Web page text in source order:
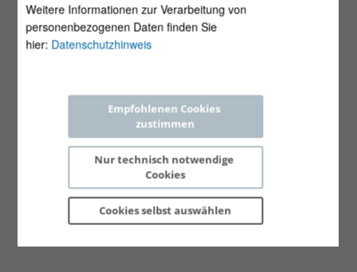
Weitere Informationen zur Verarbeitung von
personenbezogenen Daten finden Sie
hier: Datenschutzhinweis
Empfohlenen Cookies
zustimmen
Nur technisch notwendige
Cookies
Cookies selbst auswählen